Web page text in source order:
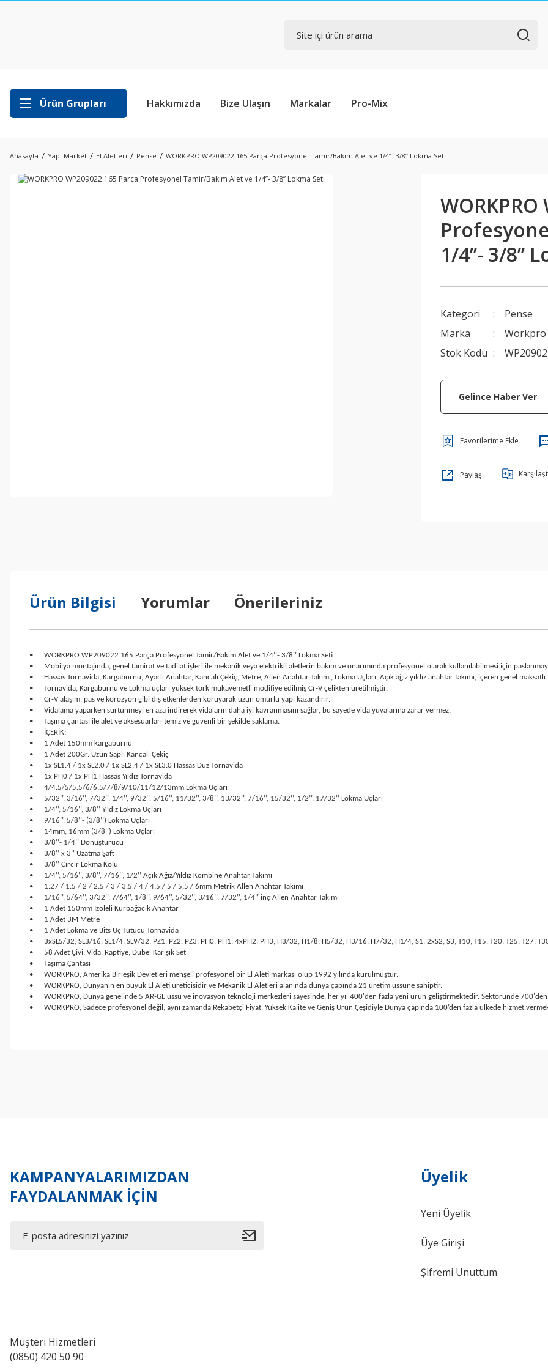
Ürün Grupları Hakkımızda Bize Ulaşın Markalar Pro-Mix
Anasayfa Yapı Market El Aletleri Pense WORKPRO WP209022 165 Parça Profesyonel Tamir/Bakım Alet ve 1/4’’- 3/8’’ Lokma Seti
1/4’’- 3/8’’
Kategori
Pense
Marka
Workpro
Stok Kodu
Gelince Haber Ver
Paylaş
Ürün Bilgisi Yorumlar Önerileriniz
•
WORKPRO WP209022 165 Parça Profesyonel Tamir/Bakım Alet ve 1/4’’- 3/8’’ Lokma Seti
•
Mobilya montajında, genel tamirat ve tadilat işleri ile mekanik veya elektrikli aletlerin bakım ve onarımında profesyonel olarak kullanılabilmesi için
•
Hassas Tornavida, Kargaburnu, Ayarlı Anahtar, Kancalı Çekiç, Metre, Allen Anahtar Takımı, Lokma Uçları, Açık ağız yıldız anahtar takımı, içeren genel
•
Tornavida, Kargaburnu ve Lokma uçları yüksek tork mukavemetli modifiye edilmiş Cr-V çelikten üretilmiştir.
•
Cr-V alaşım, pas ve korozyon gibi dış etkenlerden koruyarak uzun ömürlü yapı kazandırır.
•
Vidalama yaparken sürtünmeyi en aza indirerek vidaların daha iyi kavranmasını sağlar, bu sayede vida yuvalarına zarar vermez.
•
Taşıma çantası ile alet ve aksesuarları temiz ve güvenli bir şekilde saklama.
•
İÇERİK:
•
1 Adet 150mm kargaburnu
•
1 Adet 200Gr. Uzun Saplı Kancalı Çekiç
•
1x SL1.4 / 1x SL2.0 / 1x SL2.4 / 1x SL3.0 Hassas Düz Tornavida
•
1x PH0 / 1x PH1 Hassas Yıldız Tornavida
•
4/4.5/5/5.5/6/6.5/7/8/9/10/11/12/13mm Lokma Uçları
•
5/32’’, 3/16’’, 7/32’’, 1/4’’, 9/32’’, 5/16’’, 11/32’’, 3/8’’, 13/32’’, 7/16’’, 15/32’’, 1/2’’, 17/32’’ Lokma Uçları
•
1/4’’, 5/16’’, 3/8’’ Yıldız Lokma Uçları
•
9/16’’, 5/8’’- (3/8’’) Lokma Uçları
•
14mm, 16mm (3/8’’) Lokma Uçları
•
3/8’’- 1/4’’ Dönüştürücü
•
3/8’’ x 3’’ Uzatma Şaft
•
3/8’’ Cırcır Lokma Kolu
•
1/4’’, 5/16’’, 3/8’’, 7/16’’, 1/2’’ Açık Ağız/Yıldız Kombine Anahtar Takımı
•
1.27 / 1.5 / 2 / 2.5 / 3 / 3.5 / 4 / 4.5 / 5 / 5.5 / 6mm Metrik Allen Anahtar Takımı
•
1/16’’, 5/64’’, 3/32’’, 7/64’’, 1/8’’, 9/64’’, 5/32’’, 3/16’’, 7/32’’, 1/4’’ inç Allen Anahtar Takımı
•
1 Adet 150mm İzoleli Kurbağacık Anahtar
•
1 Adet 3M Metre
•
1 Adet Lokma ve Bits Uç Tutucu Tornavida
•
3xSL5/32, SL3/16, SL1/4, SL9/32, PZ1, PZ2, PZ3, PH0, PH1, 4xPH2, PH3, H3/32, H1/8, H5/32, H3/16, H7/32, H1/4, S1, 2xS2, S3, T10, T15, T20, T25, T27,
•
58 Adet Çivi, Vida, Raptiye, Dübel Karışık Set
•
Taşıma Çantası
•
WORKPRO, Amerika Birleşik Devletleri menşeli profesyonel bir El Aleti markası olup 1992 yılında kurulmuştur.
•
WORKPRO, Dünyanın en büyük El Aleti üreticisidir ve Mekanik El Aletleri alanında dünya çapında 21 üretim üssüne sahiptir.
•
WORKPRO, Dünya genelinde 5 AR-GE üssü ve inovasyon teknoloji merkezleri sayesinde, her yıl 400'den fazla yeni ürün geliştirmektedir. Sektöründe
•
WORKPRO, Sadece profesyonel değil, aynı zamanda Rekabetçi Fiyat, Yüksek Kalite ve Geniş Ürün Çeşidiyle Dünya çapında 100’den fazla ülkede hizmet
KAMPANYALARIMIZDAN
FAYDALANMAK İÇİN
Müşteri Hizmetleri
(0850) 420 50 90
Üyelik
Yeni Üyelik
Üye Girişi
Şifremi Unuttum